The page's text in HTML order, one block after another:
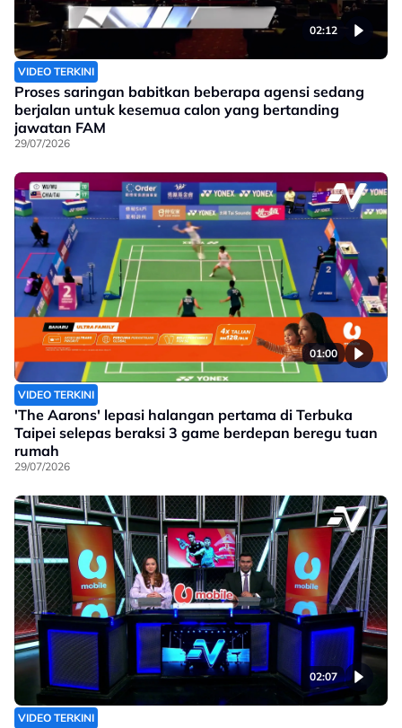
02:12
VIDEO TERKINI
Proses saringan babitkan beberapa agensi sedang
berjalan untuk kesemua calon yang bertanding
jawatan FAM
29/07/2026
01:00
VIDEO TERKINI
'The Aarons' lepasi halangan pertama di Terbuka
Taipei selepas beraksi 3 game berdepan beregu tuan
rumah
29/07/2026
02:07
VIDEO TERKINI